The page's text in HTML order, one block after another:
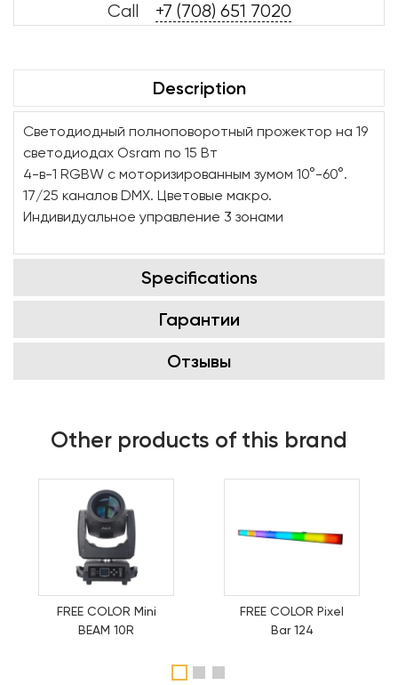
Call +7 (708) 651 7020
Description
Светодиодный полноповоротный прожектор на 19
светодиодах Osram по 15 Вт
4-в-1 RGBW с моторизированным зумом 10°-60°.
17/25 каналов DMX. Цветовые макро.
Индивидуальное управление 3 зонами
Specifications
Гарантии
Отзывы
Other products of this brand
FREE COLOR Mini
BEAM 10R
FREE COLOR Pixel
Bar 124